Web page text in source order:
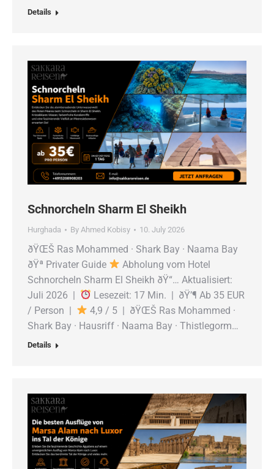
Details
Schnorcheln Sharm El Sheikh
Hurghada By Ahmed Kobisy 10. July 2026
ðŸŒŠ Ras Mohammed · Shark Bay · Naama Bay
ðŸª Privater Guide
Abholung vom Hotel
Schnorcheln Sharm El Sheikh ðŸ“… Aktualisiert:
Juli 2026 |
Lesezeit: 17 Min. | ðŸ’¶ Ab 35 EUR
/ Person |
4,9 / 5 | ðŸŒŠ Ras Mohammed ·
Shark Bay · Hausriff · Naama Bay · Thistlegorm…
Details